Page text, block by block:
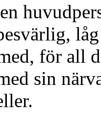
för all
sin